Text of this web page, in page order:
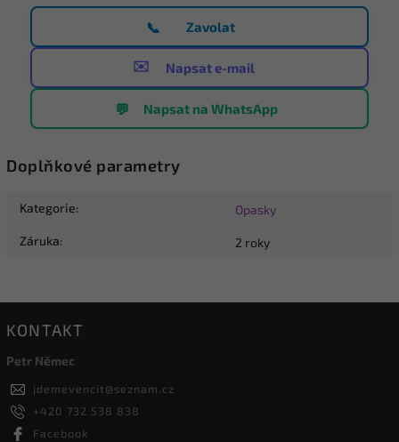
📞 Zavolat
✉️ Napsat e-mail
💬 Napsat na WhatsApp
Doplňkové parametry
Kategorie: Opasky
Záruka: 2 roky
KONTAKT
Petr Němec
jdemevencit@seznam.cz
+420 732 538 838
Facebook